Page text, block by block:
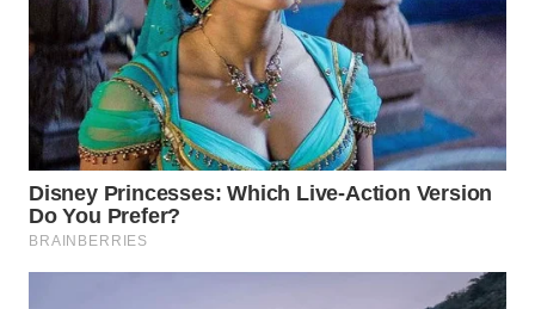
LABUHANBATU
WN
TAPANULI
TENGAH
WN DELI
SERDANG
WN